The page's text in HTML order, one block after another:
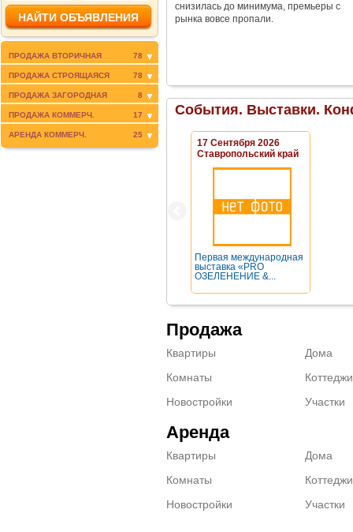
ПРОДАЖА ВТОРИЧНАЯ 78
ПРОДАЖА СТРОЯЩАЯСЯ 78
ПРОДАЖА ЗАГОРОДНАЯ 8
ПРОДАЖА КОММЕРЧ. 17
АРЕНДА КОММЕРЧ. 25
снизилась до минимума, премьеры с
рынка вовсе пропали.
События. Выставки.
17 Сентября 2026
Ставропольский край
Первая международная
выставка «PRO
ОЗЕЛЕНЕНИЕ &...
Продажа
Квартиры
Комнаты
Новостройки
Дома
Коттеджи
Участки
Аренда
Квартиры
Комнаты
Новостройки
Дома
Коттеджи
Участки